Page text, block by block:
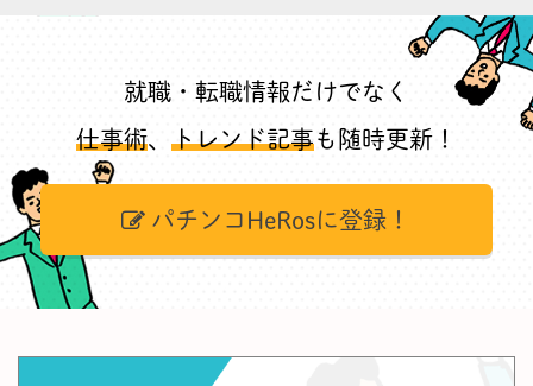
就職・転職情報だけでなく
仕事術、 トレンド記事も随時更新！
パチンコHeRosに登録！